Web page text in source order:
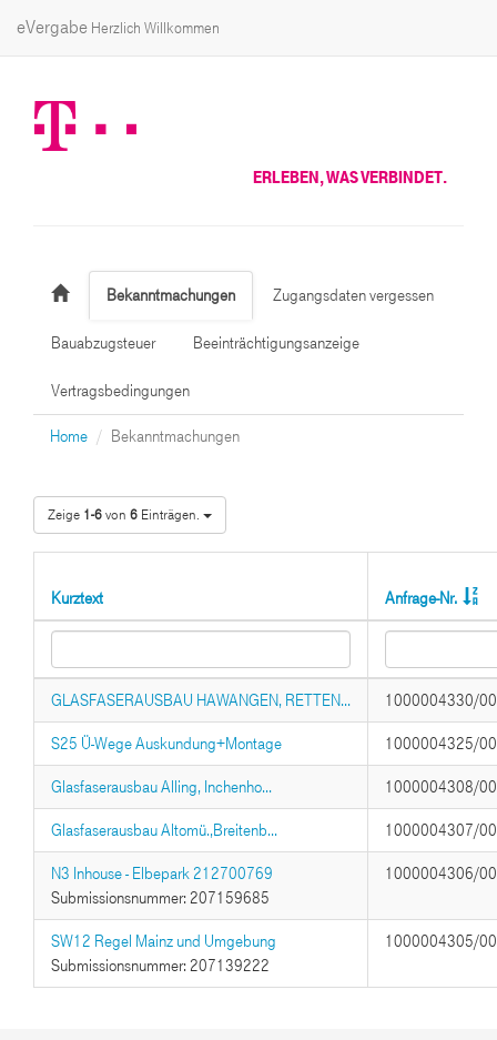
eVergabe Herzlich Willkommen
ERLEBEN, WAS VERBINDET.
Bekanntmachungen Zugangsdaten vergessen
Bauabzugsteuer Beeinträchtigungsanzeige
Vertragsbedingungen
Home Bekanntmachungen
Zeige 1-6von 6 Einträgen.
Kurztext Anfrage-Nr.
GLASFASERAUSBAU HAWANGEN, RETTEN... 1000004330/
S25 Ü-Wege Auskundung+Montage 1000004325/
Glasfaserausbau Alling, Inchenho... 1000004308/
Glasfaserausbau Altomü.,Breitenb... 1000004307/
N3 Inhouse - Elbepark 212700769
Submissionsnummer: 207159685
1000004306/
SW12 Regel Mainz und Umgebung
Submissionsnummer: 207139222
1000004305/